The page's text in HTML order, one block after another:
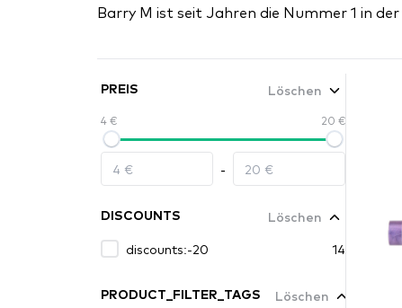
Barry M ist seit Jahren die Nummer 1 in
PREIS Löschen
4 € 20 €
-
DISCOUNTS
Löschen
discounts:-20
14
PRODUCT_FILTER_TAGS
Löschen